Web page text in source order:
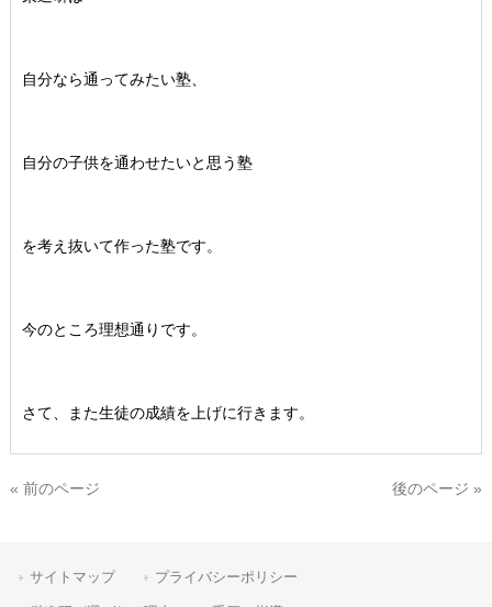
自分なら通ってみたい塾、
自分の子供を通わせたいと思う塾
を考え抜いて作った塾です。
今のところ理想通りです。
さて、また生徒の成績を上げに行きます。
« 前のページ 後のページ »
サイトマップ プライバシーポリシー